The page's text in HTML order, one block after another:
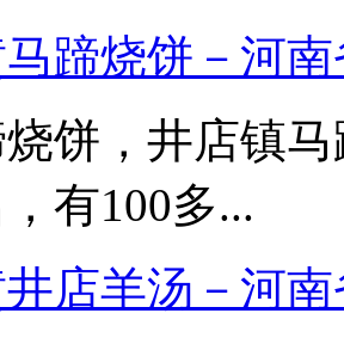
蹄烧饼－河
饼，井店镇
有100多...
店羊汤－河